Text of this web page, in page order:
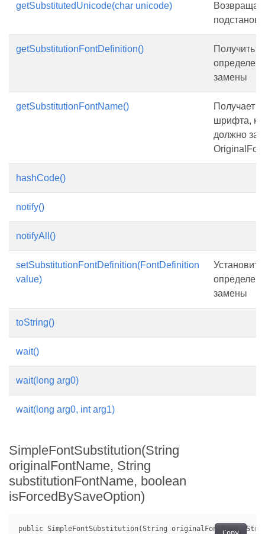
getSubstitutedUnicode(char unicode)
getSubstitutionFontDefinition()
Получить
замены
getSubstitutionFontName()
Получает
шрифта,
должно
hashCode()
notify()
notifyAll()
setSubstitutionFontDefinition(FontDefinition
value)
Установить
замены
toString()
wait()
wait(long arg0)
wait(long arg0, int arg1)
SimpleFontSubstitution(String
originalFontName, String
substitutionFontName, boolean
isForcedBySaveOption)